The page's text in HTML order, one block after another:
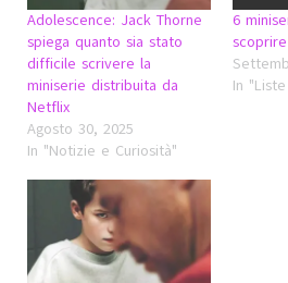
Adolescence: Jack Thorne
spiega quanto sia stato
difficile scrivere la
miniserie distribuita da
Netflix
Agosto 30, 2025
In "Notizie e Curiosità"
6
In